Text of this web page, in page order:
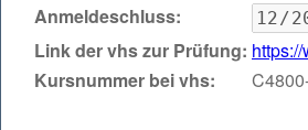
Anmeldeschluss:
Link der vhs zur Prüfung:
Kursnummer bei vhs: